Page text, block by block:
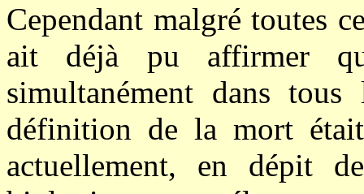
Cependant malgré toutes
ait déjà pu affirmer
simultanément dans
définition de la mort
actuellement, en dépit